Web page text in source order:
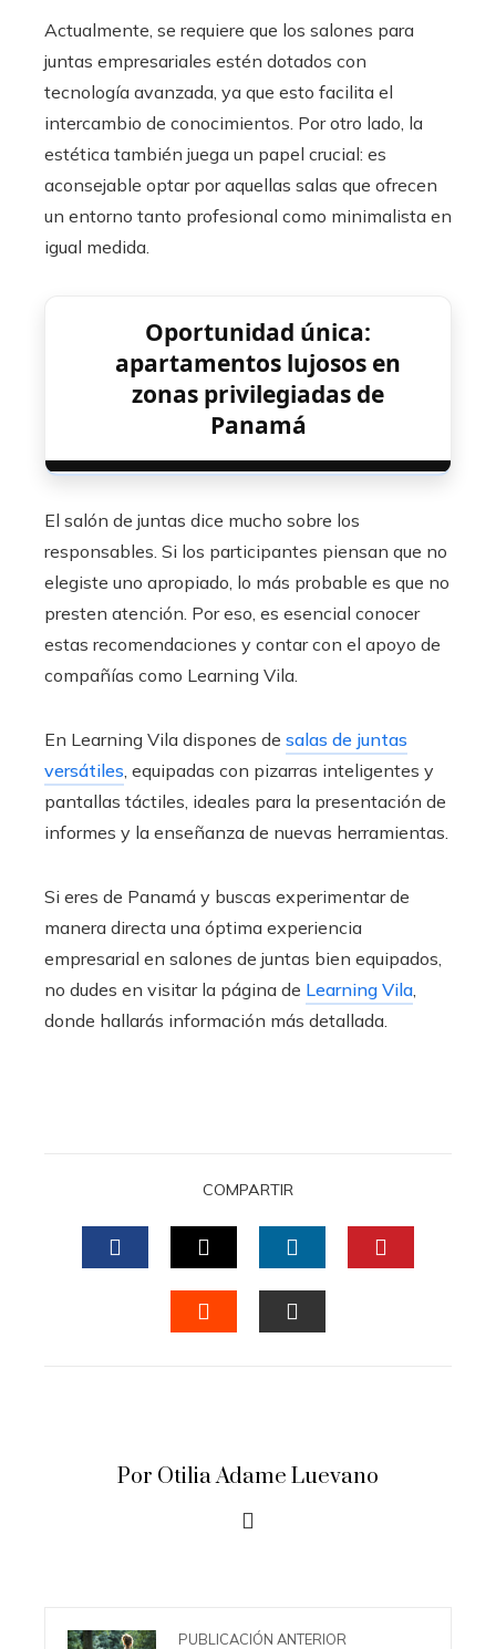
Actualmente, se requiere que los salones para
juntas empresariales estén dotados con
tecnología avanzada, ya que esto facilita el
intercambio de conocimientos. Por otro lado, la
estética también juega un papel crucial: es
aconsejable optar por aquellas salas que ofrecen
un entorno tanto profesional como minimalista en
igual medida.
Oportunidad única:
apartamentos lujosos en
zonas privilegiadas de
Panamá
El salón de juntas dice mucho sobre los
responsables. Si los participantes piensan que no
elegiste uno apropiado, lo más probable es que no
presten atención. Por eso, es esencial conocer
estas recomendaciones y contar con el apoyo de
compañías como Learning Vila.
En Learning Vila dispones de salas de juntas
versátiles , equipadas con pizarras inteligentes y
pantallas táctiles, ideales para la presentación de
informes y la enseñanza de nuevas herramientas.
Si eres de Panamá y buscas experimentar de
manera directa una óptima experiencia
empresarial en salones de juntas bien equipados,
no dudes en visitar la página de Learning Vila
donde hallarás información más detallada.
COMPARTIR
FACEBOOKTWITTERLINKEDIN
Por Otilia Adame Luevano
PUBLICACIÓN ANTERIOR